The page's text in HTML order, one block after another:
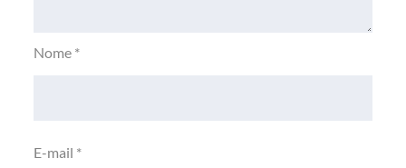
Nome *
E-mail *